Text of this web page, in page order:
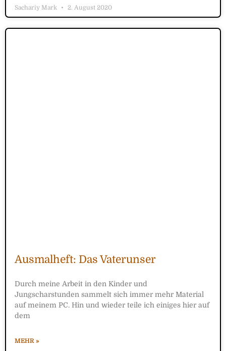
Sachariy Mark 2. August 2020
Ausmalheft: Das Vaterunser
Durch meine Arbeit in den Kinder und
Jungscharstunden sammelt sich immer mehr Material
auf meinem PC. Hin und wieder teile ich einiges hier auf
dem
MEHR »